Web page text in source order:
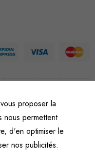
droits réservés.
de vente et d’utilisation
proposer la
nous permettent
d'en optimiser le
nos publicités.
puissions
site Web, en
fonction de
l'usage qu'il
en est fait.